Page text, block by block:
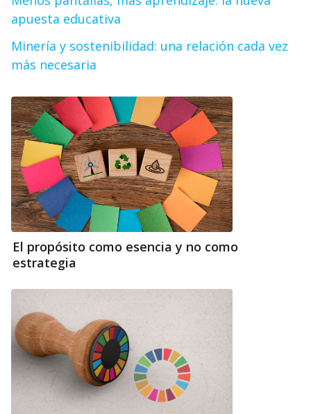
apuesta educativa
Minería y sostenibilidad: una relación cada vez
más necesaria
El propósito como esencia y no como
estrategia